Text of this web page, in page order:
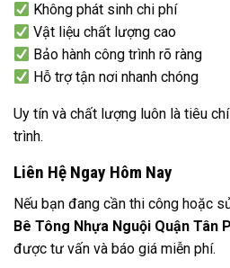
Không phát sinh chi phí
Vật liệu chất lượng cao
Bảo hành công trình rõ ràng
Hỗ trợ tận nơi nhanh chóng
Uy tín và chất lượng luôn là tiêu
trình.
Liên Hệ Ngay Hôm Nay
Nếu bạn đang cần thi công hoặc
Bê Tông Nhựa Nguội Quận Tân
được tư vấn và báo giá miễn phí.